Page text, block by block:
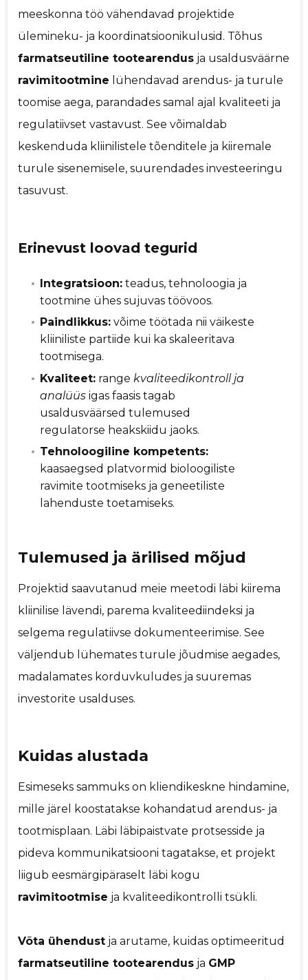
meeskonna töö vähendavad projektide
ülemineku- ja koordinatsioonikulusid. Tõhus
farmatseutiline tootearendus ja usaldusväärne
ravimitootmine lühendavad arendus- ja turule
toomise aega, parandades samal ajal kvaliteeti ja
regulatiivset vastavust. See võimaldab
keskenduda kliinilistele tõenditele ja kiiremale
turule sisenemisele, suurendades investeeringu
tasuvust.
Erinevust loovad tegurid
Integratsioon: teadus, tehnoloogia ja
tootmine ühes sujuvas töövoos.
Paindlikkus: võime töötada nii väikeste
kliiniliste partiide kui ka skaleeritava
tootmisega.
Kvaliteet: rangekvaliteedikontroll ja
analüüs igas faasis tagab
usaldusväärsed tulemused
regulatorse heakskiidu jaoks.
Tehnoloogiline kompetents:
kaasaegsed platvormid bioloogiliste
ravimite tootmiseks ja geneetiliste
lahenduste toetamiseks.
Tulemused ja ärilised mõjud
Projektid saavutanud meie meetodi läbi kiirema
kliinilise lävendi, parema kvaliteediindeksi ja
selgema regulatiivse dokumenteerimise. See
väljendub lühemates turule jõudmise aegades,
madalamates korduvkuludes ja suuremas
investorite usalduses.
Kuidas alustada
Esimeseks sammuks on kliendikeskne hindamine,
mille järel koostatakse kohandatud arendus- ja
tootmisplaan. Läbi läbipaistvate protsesside ja
pideva kommunikatsiooni tagatakse, et projekt
liigub eesmärgipäraselt läbi kogu
ravimitootmise ja kvaliteedikontrolli tsükli.
Võta ühendust ja arutame, kuidas optimeeritud
farmatseutiline tootearendus ja GMP